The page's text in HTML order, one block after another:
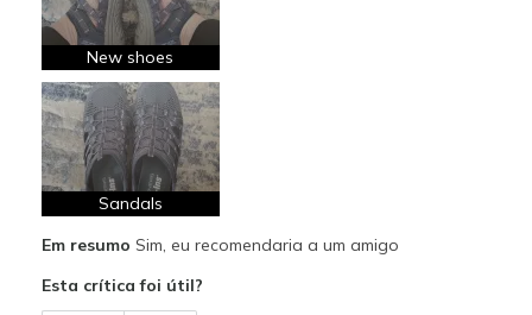
New shoes
Sandals
Em resumo Sim, eu recomendaria a um amigo
Esta crítica foi útil?